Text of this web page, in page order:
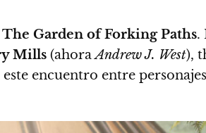
The Garden of Forking Paths.
Mills (ahoraAndrew J. West),
encuentro entre